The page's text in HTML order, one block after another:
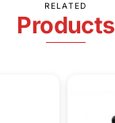
RELATED
Products